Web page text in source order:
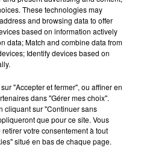
invite Selena Gomez et
sur son nouveau single
invite Charlie Puth pour une
solaire
These technologies may
and browsing data to offer
based on information actively
data; Match and combine data from
Identify devices based on
"Accepter et fermer", ou affiner en
dans "Gérer mes choix".
cliquant sur "Continuer sans
que pour ce site. Vous
votre consentement à tout
situé en bas de chaque page.